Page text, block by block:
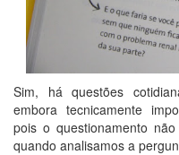
Sim, há questões
embora tecnicamente
pois o questionamento
quando analisamos a